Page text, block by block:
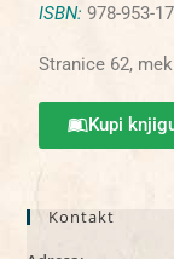
ISBN: 978-953-
Stranice 62,
Kupi
Kontakt